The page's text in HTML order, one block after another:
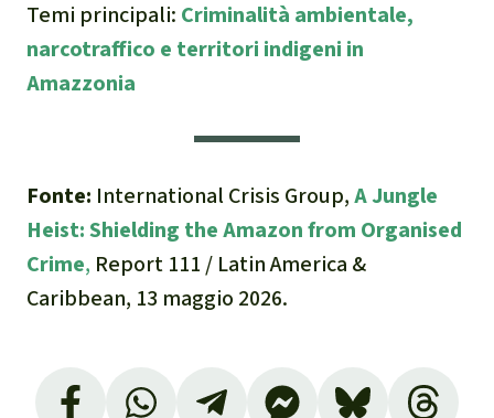
Temi principali: Criminalità ambientale,
narcotraffico e territori indigeni in
Amazzonia
Fonte: International Crisis Group,A Jungle
Heist: Shielding the Amazon from Organised
Crime, Report 111 / Latin America &
Caribbean, 13 maggio 2026.